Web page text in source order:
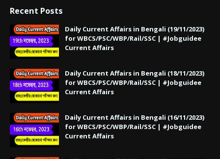
Recent Posts
Daily Current Affairs in Bengali (19/11/2023)
for WBCS/PSC/WBP/Rail/SSC | #Jobguidee
Current Affairs
Daily Current Affairs in Bengali (18/11/2023)
for WBCS/PSC/WBP/Rail/SSC | #Jobguidee
Current Affairs
Daily Current Affairs in Bengali (16/11/2023)
for WBCS/PSC/WBP/Rail/SSC | #Jobguidee
Current Affairs